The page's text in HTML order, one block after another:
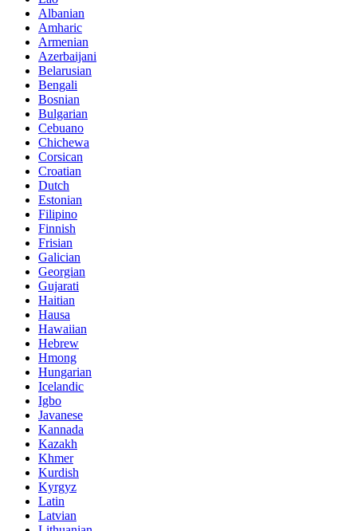
Albanian
Amharic
Armenian
Azerbaijani
Belarusian
Bengali
Bosnian
Bulgarian
Cebuano
Chichewa
Corsican
Croatian
Dutch
Estonian
Filipino
Finnish
Frisian
Galician
Georgian
Gujarati
Haitian
Hausa
Hawaiian
Hebrew
Hmong
Hungarian
Icelandic
Igbo
Javanese
Kannada
Kazakh
Khmer
Kurdish
Kyrgyz
Latin
Latvian